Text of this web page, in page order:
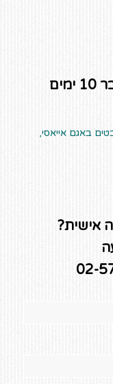
באגם אייאסי,
אישית?